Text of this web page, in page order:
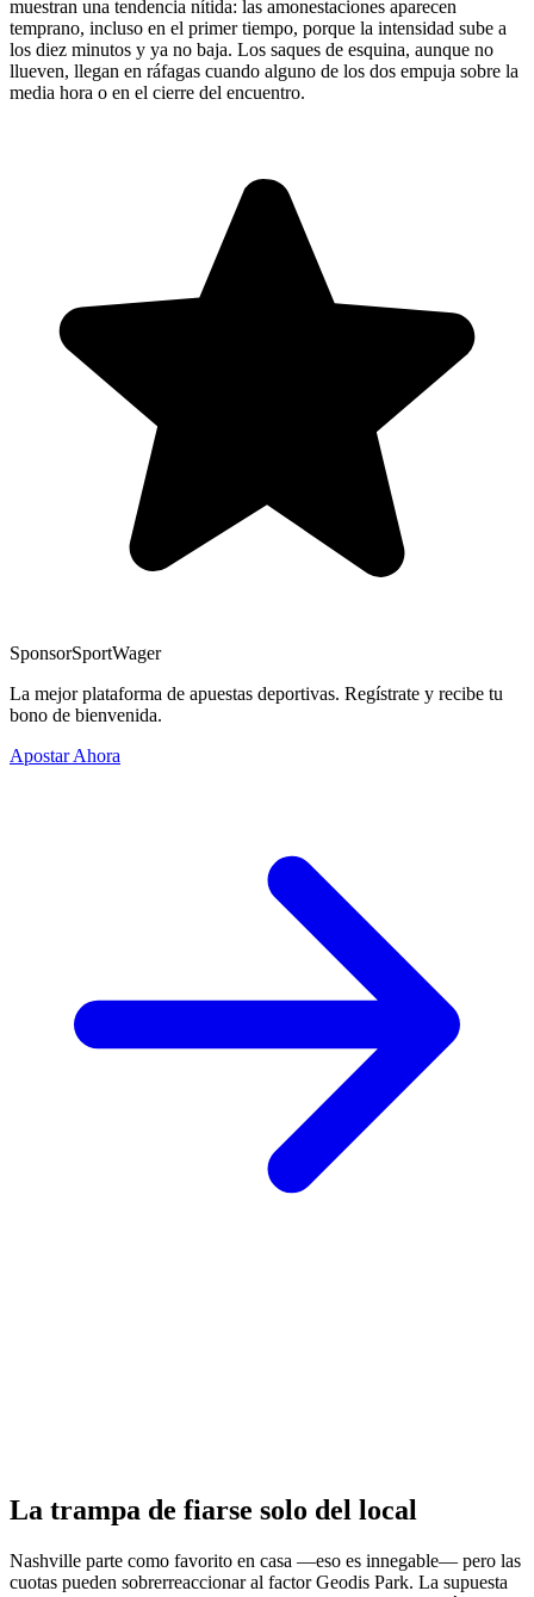
muestran una tendencia nítida: las amonestaciones aparecen
temprano, incluso en el primer tiempo, porque la intensidad sube a
los diez minutos y ya no baja. Los saques de esquina, aunque no
llueven, llegan en ráfagas cuando alguno de los dos empuja sobre la
media hora o en el cierre del encuentro.
SponsorSportWager
La mejor plataforma de apuestas deportivas. Regístrate y recibe tu
bono de bienvenida.
Apostar Ahora
La trampa de fiarse solo del local
Nashville parte como favorito en casa —eso es innegable— pero las
cuotas pueden sobrerreaccionar al factor Geodis Park. La supuesta